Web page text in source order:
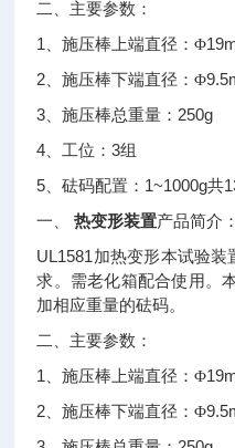
二、主要参数：
1 、施压棒上端直径：Φ
2 、施压棒下端直径：Φ
3 、施压棒总重量： 250g
4 、工位：3组
5 、砝码配置： 1~1000g共
一、 热变形装置产品简介：
UL1581加热变形本试验装
求。需老化箱配合使用。
加相应重量的砝码。
二、主要参数：
1 、施压棒上端直径：Φ
2 、施压棒下端直径：Φ